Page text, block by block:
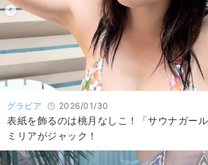
グラビア 2026/01/30
表紙を飾るのは桃月なしこ！「サウナガー
ミリアがジャック！